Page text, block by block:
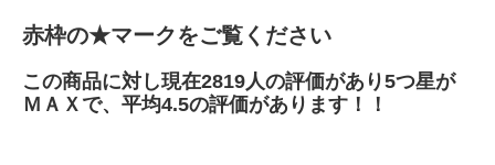
赤枠の★マークをご覧ください
この商品に対し現在2819人の評価があり5つ星が
ＭＡＸで、平均4.5の評価があります！！